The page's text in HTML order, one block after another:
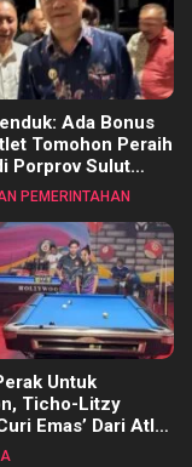
Ada Bonus
Tomohon Peraih
Porprov Sulut
PEMERINTAHAN
Untuk
Ticho-Litzy
Emas’ Dari Atlet
di Porprov Sulut